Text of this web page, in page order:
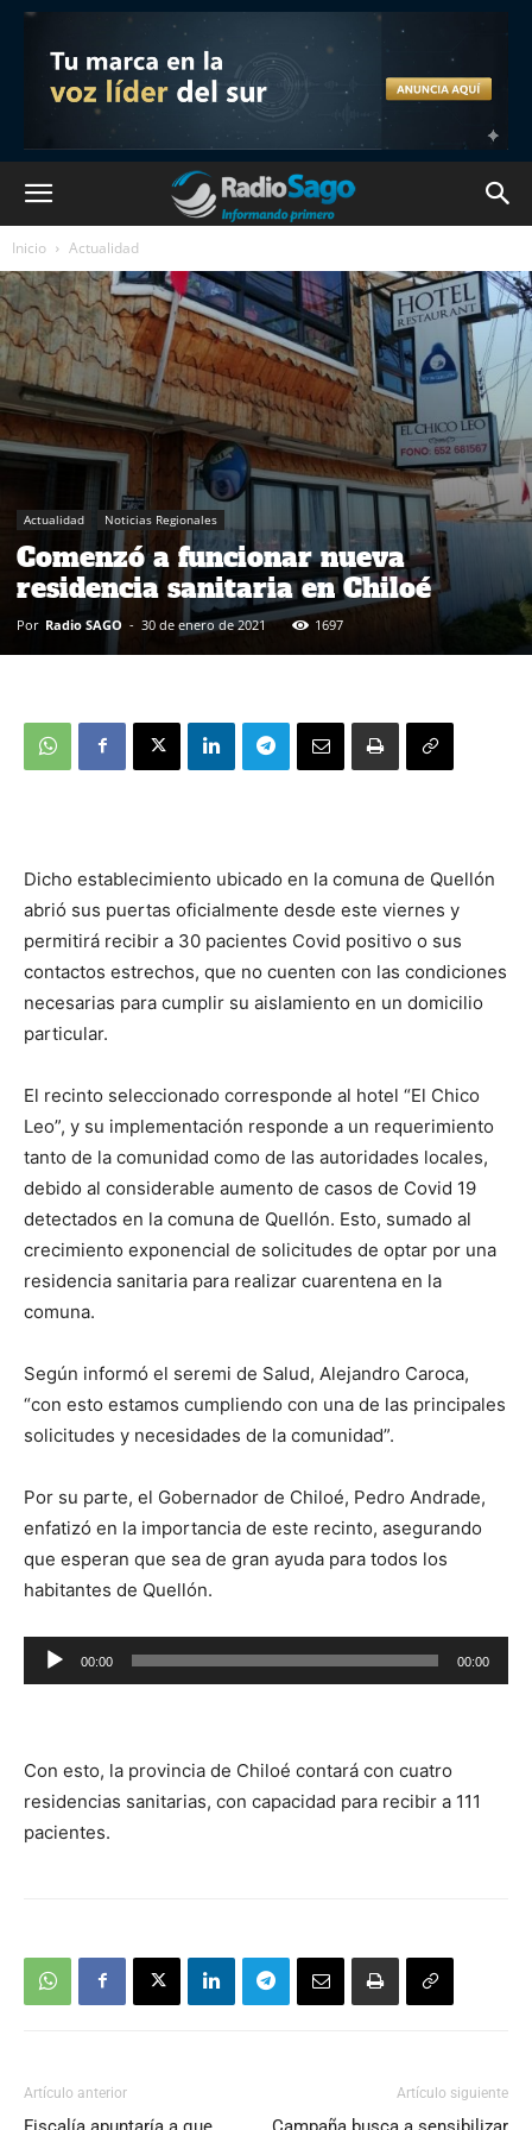
Inicio Actualidad
Actualidad Noticias Regionales
Comenzó a funcionar nueva
residencia sanitaria en Chiloé
Por Radio SAGO - 30 de enero de 2021 1697
Dicho establecimiento ubicado en la comuna de Quellón
abrió sus puertas oficialmente desde este viernes y
permitirá recibir a 30 pacientes Covid positivo o sus
contactos estrechos, que no cuenten con las condiciones
necesarias para cumplir su aislamiento en un domicilio
particular.
El recinto seleccionado corresponde al hotel “El Chico
Leo”, y su implementación responde a un requerimiento
tanto de la comunidad como de las autoridades locales,
debido al considerable aumento de casos de Covid 19
detectados en la comuna de Quellón. Esto, sumado al
crecimiento exponencial de solicitudes de optar por una
residencia sanitaria para realizar cuarentena en la
comuna.
Según informó el seremi de Salud, Alejandro Caroca,
“con esto estamos cumpliendo con una de las principales
solicitudes y necesidades de la comunidad”.
Por su parte, el Gobernador de Chiloé, Pedro Andrade,
enfatizó en la importancia de este recinto, asegurando
que esperan que sea de gran ayuda para todos los
habitantes de Quellón.
Reproductor
de
00:00 00:00
Con esto, la provincia de Chiloé contará con cuatro
residencias sanitarias, con capacidad para recibir a 111
pacientes.
Artículo anterior Artículo siguiente